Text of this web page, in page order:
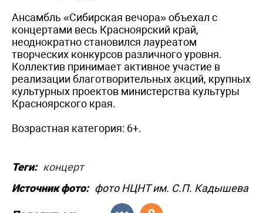
Ансамбль «Сибирская вечора» объехал с
концертами весь Красноярский край,
неоднократно становился лауреатом
творческих конкурсов различного уровня.
Коллектив принимает активное участие в
реализации благотворительных акций, крупных
культурных проектов министерства культуры
Красноярского края.
Возрастная категория: 6+.
Теги: концерт
Источник фото: фото НЦНТ им. С.П. Кадышева